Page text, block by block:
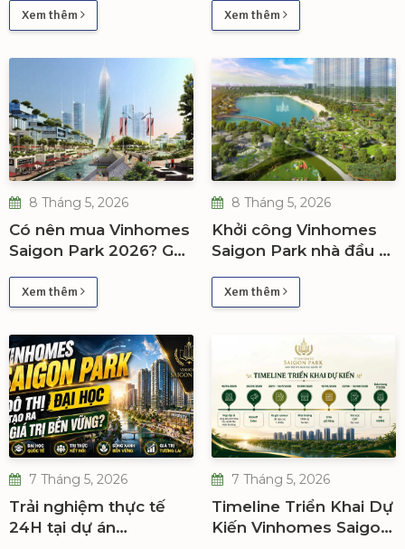
đầu
Xem thêm
Bắc TP.HCM
Xem thêm
8 Tháng 5, 2026
Có nên mua Vinhomes
Saigon Park 2026? Góc
Xem thêm
8 Tháng 5, 2026
Khởi công Vinhomes
Saigon Park nhà đầu tư
"xuống tiền"
Xem thêm
7 Tháng 5, 2026
Trải nghiệm thực tế
24H tại dự án
7 Tháng 5, 2026
Timeline Triển Khai Dự
Kiến Vinhomes Saigon